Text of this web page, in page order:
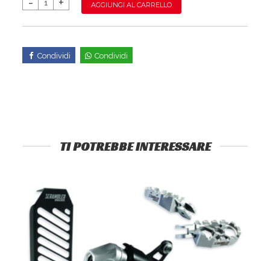
AGGIUNGI AL CARRELLO
Condividi Condividi
TI POTREBBE INTERESSARE